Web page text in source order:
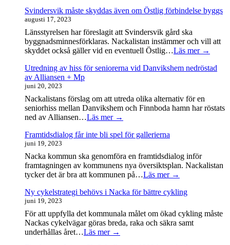
Svindersvik måste skyddas även om Östlig förbindelse byggs
augusti 17, 2023
Länsstyrelsen har föreslagit att Svindersvik gård ska
byggnadsminnesförklaras. Nackalistan instämmer och vill att
skyddet också gäller vid en eventuell Östlig…Läs mer →
Utredning av hiss för seniorerna vid Danvikshem nedröstad
av Alliansen + Mp
juni 20, 2023
Nackalistans förslag om att utreda olika alternativ för en
seniorhiss mellan Danvikshem och Finnboda hamn har röstats
ned av Alliansen…Läs mer →
Framtidsdialog får inte bli spel för gallerierna
juni 19, 2023
Nacka kommun ska genomföra en framtidsdialog inför
framtagningen av kommunens nya översiktsplan. Nackalistan
tycker det är bra att kommunen på…Läs mer →
Ny cykelstrategi behövs i Nacka för bättre cykling
juni 19, 2023
För att uppfylla det kommunala målet om ökad cykling måste
Nackas cykelvägar göras breda, raka och säkra samt
underhållas året…Läs mer →